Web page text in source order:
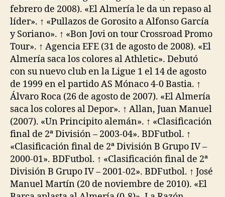
febrero de 2008). «El Almería le da un repaso al
líder». ↑ «Pullazos de Gorosito a Alfonso García
y Soriano». ↑ «Bon Jovi on tour Crossroad Promo
Tour». ↑ Agencia EFE (31 de agosto de 2008). «El
Almería saca los colores al Athletic». Debutó
con su nuevo club en la Ligue 1 el 14 de agosto
de 1999 en el partido AS Mónaco 4-0 Bastia. ↑
Álvaro Roca (26 de agosto de 2007). «El Almería
saca los colores al Depor». ↑ Allan, Juan Manuel
(2007). «Un Principito alemán». ↑ «Clasificación
final de 2ª División – 2003-04». BDFutbol. ↑
«Clasificación final de 2ª División B Grupo IV –
2000-01». BDFutbol. ↑ «Clasificación final de 2ª
División B Grupo IV – 2001-02». BDFutbol. ↑ José
Manuel Martín (20 de noviembre de 2010). «El